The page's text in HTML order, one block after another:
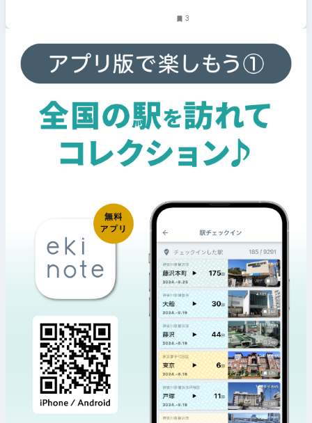
3